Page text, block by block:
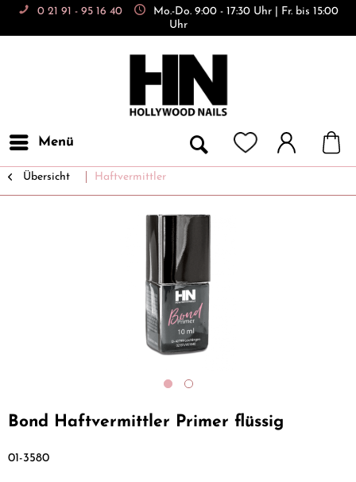
0 21 91 - 95 16 40
Mo.-Do. 9:00 - 17:30 Uhr | Fr. bis 15:00
Uhr
Menü
Übersicht Haftvermittler
Bond Haftvermittler Primer flüssig
01-3580